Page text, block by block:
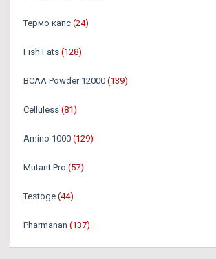
Термо капс (24)
Fish Fats (128)
BCAA Powder 12000 (139)
Celluless (81)
Amino 1000 (129)
Mutant Pro (57)
Testoge (44)
Pharmanan (137)